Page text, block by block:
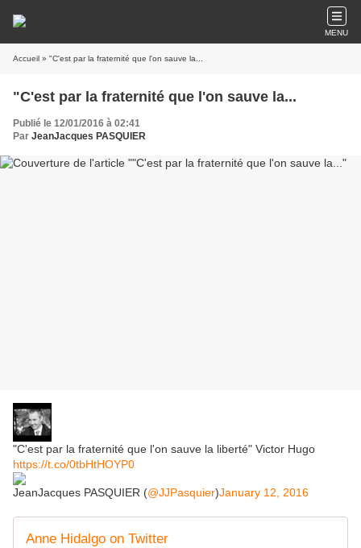
MENU
Accueil » "C'est par la fraternité que l'on sauve la...
"C'est par la fraternité que l'on sauve la...
Publié le 12/01/2016 à 02:41
Par JeanJacques PASQUIER
"C'est par la fraternité que l'on sauve la liberté" Victor Hugo
https://t.co/0tbHtHOYP0
JeanJacques PASQUIER (@JJPasquier)January 12, 2016
Anne Hidalgo on Twitter